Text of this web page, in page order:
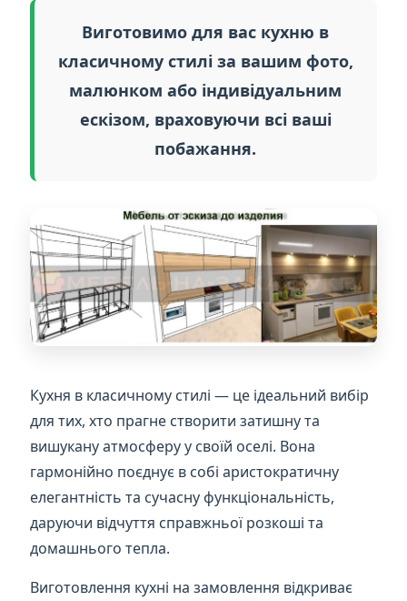
Виготовимо для вас кухню в
класичному стилі за вашим фото,
малюнком або індивідуальним
ескізом, враховуючи всі ваші
побажання.
Кухня в класичному стилі — це ідеальний вибір
для тих, хто прагне створити затишну та
вишукану атмосферу у своїй оселі. Вона
гармонійно поєднує в собі аристократичну
елегантність та сучасну функціональність,
даруючи відчуття справжньої розкоші та
домашнього тепла.
Виготовлення кухні на замовлення відкриває